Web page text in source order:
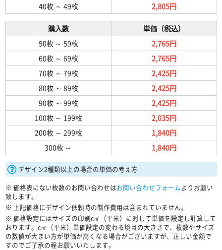
40枚～ 49枚 2,805円
購入数
単価（税込）
50枚～ 59枚
2,765円
60枚～ 69枚
2,765円
70枚～ 79枚
2,425円
80枚～ 89枚
2,425円
90枚～ 99枚
2,425円
100枚～ 199枚
2,035円
200枚～ 299枚
1,840円
300枚 ～ 1,840円
デザイン2種類以上の場合の単価の考え方
※ 価格表にない枚数のお問い合わせはお問い合わせフォームよりお願い
致します。
※ 上記価格にデザイン依頼時の制作費用は含まれていません。
※ 価格設定にはサイズの印刷c㎡（平米）に対して単価を設定し計算して
おります。c㎡（平米）単価設定の変わる境目の大きさで、枚数やサイズ
の数値が大きい方が単価が高くなる場合がございますが、正しい金額で
すのでご了承の程お願いいたします。